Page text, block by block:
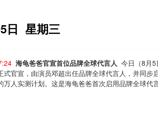
日 星期三
海龟爸爸官宣首位品牌全球代言人今日（8月
式官宣，由演员邓超出任品牌全球代言人，并同步
万人实测计划。这是海龟爸爸首次启用品牌全球代